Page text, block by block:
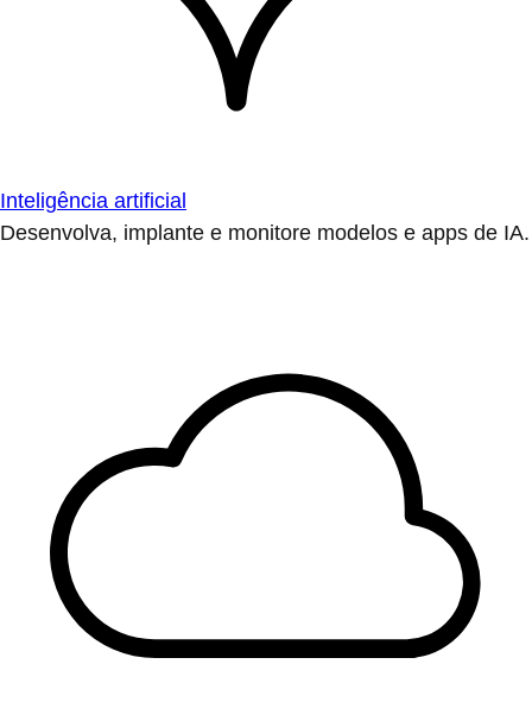
Inteligência artificial
Desenvolva, implante e monitore modelos e apps de IA.